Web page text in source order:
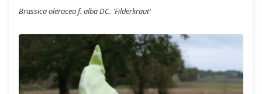
Brassica oleracea f. alba DC. 'Filderkraut'